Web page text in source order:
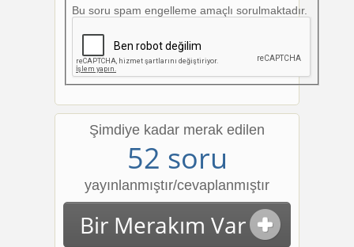
Bu soru spam engelleme amaçlı sorulmaktadır.
Şimdiye kadar merak edilen
52 soru
yayınlanmıştır/cevaplanmıştır
Bir Merakım Var